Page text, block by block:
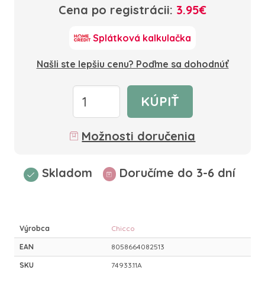
Cena po registrácii: 3.95€
Splátková kalkulačka
Našli ste lepšiu cenu? Poďme sa dohodnúť
KÚPIŤ
Možnosti doručenia
Skladom Doručíme do 3-6 dní
Výrobca Chicco
EAN 8058664082513
SKU 74933.11A